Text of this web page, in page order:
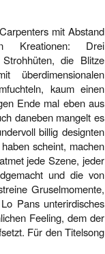
mit Abstand
Kreationen: Drei
die Blitze
überdimensionalen
kaum einen
Ende mal eben aus
daneben mangelt es
billig designten
scheint, machen
jede Szene, jeder
und die von
Gruselmomente,
Pans unterirdisches
Feeling, dem der
Für den Titelsong